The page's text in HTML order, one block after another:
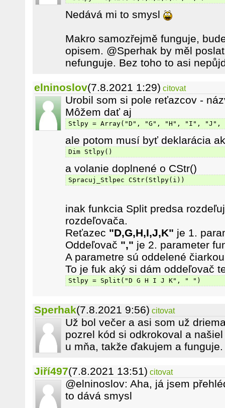
Nedává mi to smysl
Makro samozřejmě funguje,
opisem. @Sperhak by měl
nefunguje. Bez toho to asi
elninoslov(7.8.2021 1:29) citovat
Urobil som si pole reťazcov -
Môžem dať aj
Stlpy = Array("D", "G", "H", "I", "J",
ale potom musí byť deklarácia
Dim Stlpy()
a volanie doplnené o CStr()
Spracuj_Stlpec CStr(Stlpy(i))
inak funkcia Split predsa
rozdeľovača.
Reťazec "D,G,H,I,J,K" je 1.
Oddeľovač "," je 2. parameter
A parametre sú oddelené
To je fuk aký si dám oddeľovač
Stlpy = Split("D G H I J K", " ")
Sperhak(7.8.2021 9:56) citovat
Už bol večer a asi som už
pozrel kód si odkrokoval a
u mňa, takže ďakujem a funguje.
Jiří497(7.8.2021 13:51) citovat
@elninoslov: Aha, já jsem
to dává smysl